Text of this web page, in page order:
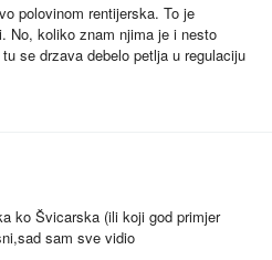
polovinom rentijerska. To je
No, koliko znam njima je i nesto
se drzava debelo petlja u regulaciju
ko Švicarska (ili koji god primjer
sam sve vidio